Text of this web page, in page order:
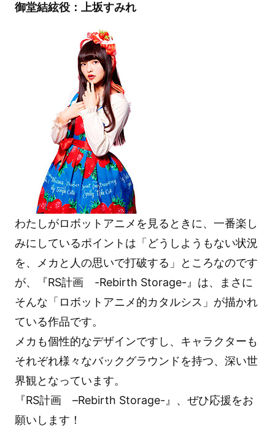
御堂結絃役：上坂すみれ
わたしがロボットアニメを見るときに、一番楽し
みにしているポイントは「どうしようもない状況
を、メカと人の思いで打破する」ところなのです
が、『RS計画 -Rebirth Storage-』は、まさに
そんな「ロボットアニメ的カタルシス」が描かれ
ている作品です。
メカも個性的なデザインですし、キャラクターも
それぞれ様々なバックグラウンドを持つ、深い世
界観となっています。
『RS計画 –Rebirth Storage-』、ぜひ応援をお
願いします！